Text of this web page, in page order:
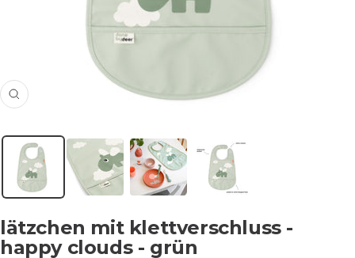
Vergrößern
lätzchen mit klettverschluss -
happy clouds - grün